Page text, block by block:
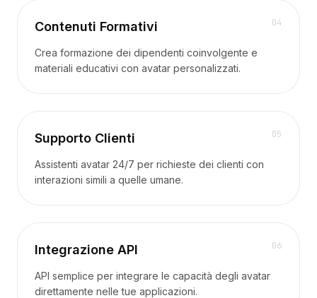
04
Contenuti Formativi
Crea formazione dei dipendenti coinvolgente e
materiali educativi con avatar personalizzati.
05
Supporto Clienti
Assistenti avatar 24/7 per richieste dei clienti con
interazioni simili a quelle umane.
06
Integrazione API
API semplice per integrare le capacità degli avatar
direttamente nelle tue applicazioni.